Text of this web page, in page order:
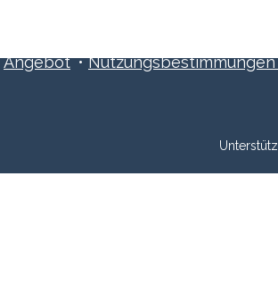
Angebot •Nutzungsbestimmungen